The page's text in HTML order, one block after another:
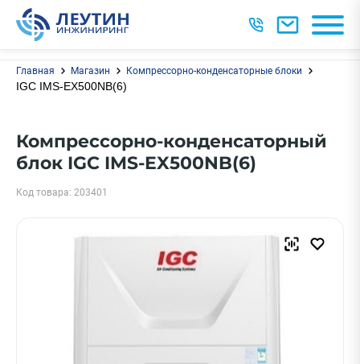
Главная Магазин Компрессорно-конденсаторные блоки
IGC IMS-EX500NB(6)
Компрессорно-конденсаторный
блок IGC IMS-EX500NB(6)
Код товара: 203401